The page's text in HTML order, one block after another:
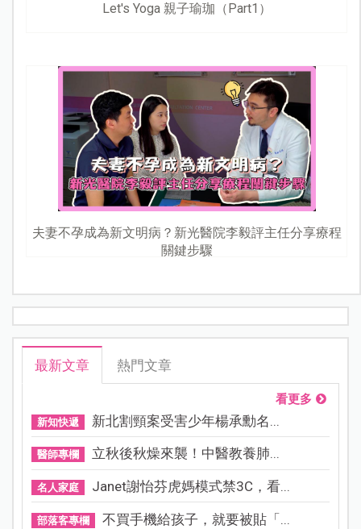
Let's Yoga 親子瑜珈（Part1）
夫妻不孕成為新文明病？新光醫院李毅評主任分享療程
關鍵步驟
最新文章 熱門文章
看更多
新知快遞 新北割頸案受害少年楊承勳名...
醫師專欄 立秋後秋燥來襲！中醫教養肺...
名人家庭 Janet謝怡芬虎媽模式禁3C，看...
部落客專欄 不買手機給孩子，就要被貼「...